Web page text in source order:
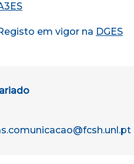
em vigor na DGES